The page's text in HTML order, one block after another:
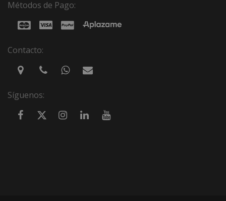
Métodos de Pago:
Contacto:
Síguenos: